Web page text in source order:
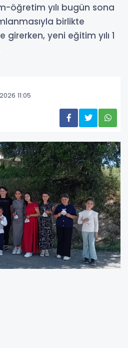
öğretim yılı bugün sona
birlikte
yeni eğitim yılı 1
11:05